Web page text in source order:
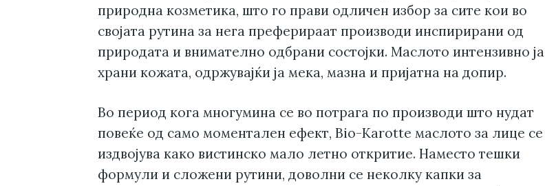
природна козметика, што го прави одличен избор за сите кои во
својата рутина за нега преферираат производи инспирирани од
природата и внимателно одбрани состојки. Маслото интензивно ја
храни кожата, одржувајќи ја мека, мазна и пријатна на допир.
Во период кога многумина се во потрага по производи што нудат
повеќе од само моментален ефект, Bio-Karotte маслото за лице се
издвојува како вистинско мало летно откритие. Наместо тешки
формули и сложени рутини, доволни се неколку капки за